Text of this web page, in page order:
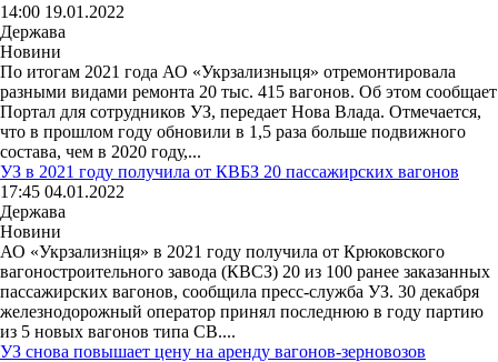
14:00 19.01.2022
Держава
Новини
По итогам 2021 года АО «Укрзализныця» отремонтировала
разными видами ремонта 20 тыс. 415 вагонов. Об этом сообщает
Портал для сотрудников УЗ, передает Нова Влада. Отмечается,
что в прошлом году обновили в 1,5 раза больше подвижного
состава, чем в 2020 году,...
УЗ в 2021 году получила от КВБЗ 20 пассажирских вагонов
17:45 04.01.2022
Держава
Новини
АО «Укрзализніця» в 2021 году получила от Крюковского
вагоностроительного завода (КВСЗ) 20 из 100 ранее заказанных
пассажирских вагонов, сообщила пресс-служба УЗ. 30 декабря
железнодорожный оператор принял последнюю в году партию
из 5 новых вагонов типа СВ....
УЗ снова повышает цену на аренду вагонов-зерновозов